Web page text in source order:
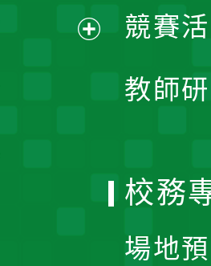
競賽
教師
開
校務
場地